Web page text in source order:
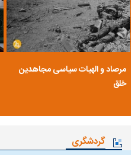
مرصاد و الهیات سیاسی مجاهدین
خلق
گردشگری